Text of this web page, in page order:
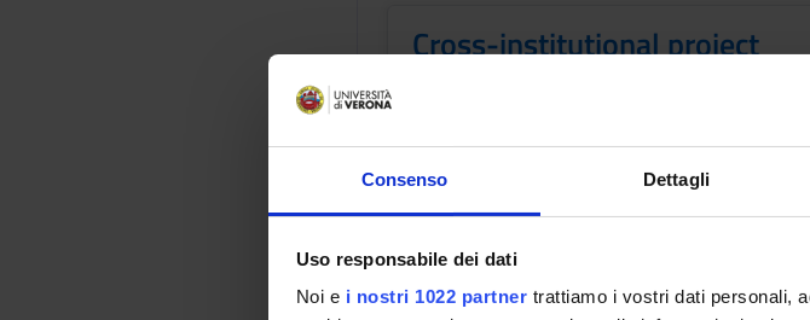
Consenso Dettagli
Uso responsabile dei dati
Noi e i nostri 1022 partner trattiamo i vostri dati personali,
Cross-institutional project
3
See the unit
Lessons timetable